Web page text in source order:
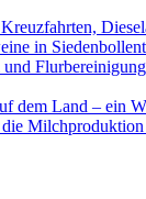
in
dem Land – ein
Milchproduktion